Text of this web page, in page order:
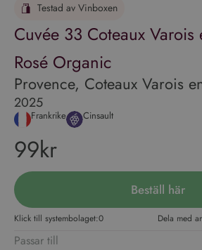
Testad av Vinboxen
Cuvée 33 Coteaux Varois
Rosé Organic
Provence, Coteaux Varois
2025
Frankrike Cinsault
99kr
Beställ här
Klick till systembolaget:0 Dela med
Passar till